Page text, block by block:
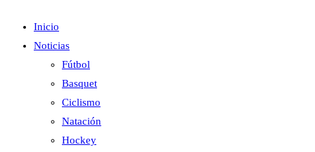
Inicio
Noticias
Fútbol
Basquet
Ciclismo
Natación
Hockey